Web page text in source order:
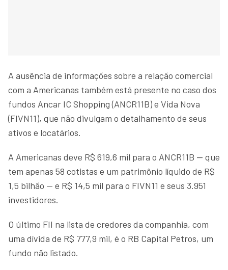
A ausência de informações sobre a relação comercial
com a Americanas também está presente no caso dos
fundos Ancar IC Shopping (ANCR11B) e Vida Nova
(FIVN11), que não divulgam o detalhamento de seus
ativos e locatários.
A Americanas deve R$ 619,6 mil para o ANCR11B — que
tem apenas 58 cotistas e um patrimônio líquido de R$
1,5 bilhão — e R$ 14,5 mil para o FIVN11 e seus 3.951
investidores.
O último FII na lista de credores da companhia, com
uma dívida de R$ 777,9 mil, é o RB Capital Petros, um
fundo não listado.